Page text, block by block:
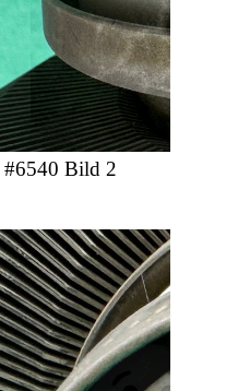
#6540 Bild 2